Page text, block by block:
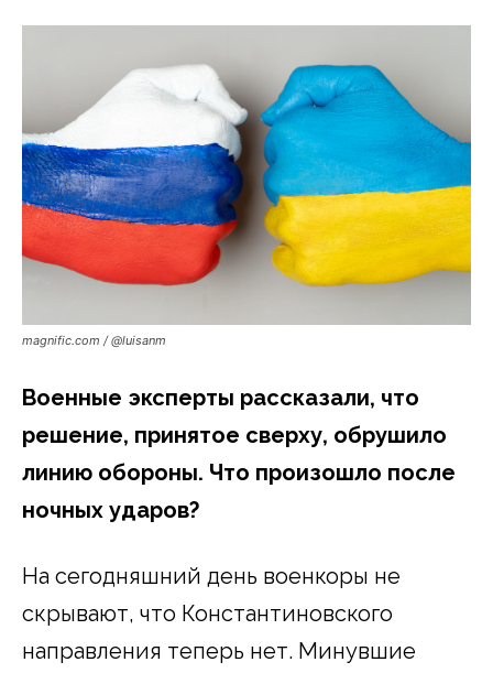
magnific.com / @luisanm
Военные эксперты рассказали, что
решение, принятое сверху, обрушило
линию обороны. Что произошло после
ночных ударов?
На сегодняшний день военкоры не
скрывают, что Константиновского
направления теперь нет. Минувшие